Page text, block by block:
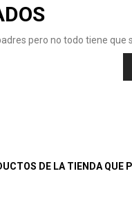
pero no todo tiene que
DE LA TIENDA QUE